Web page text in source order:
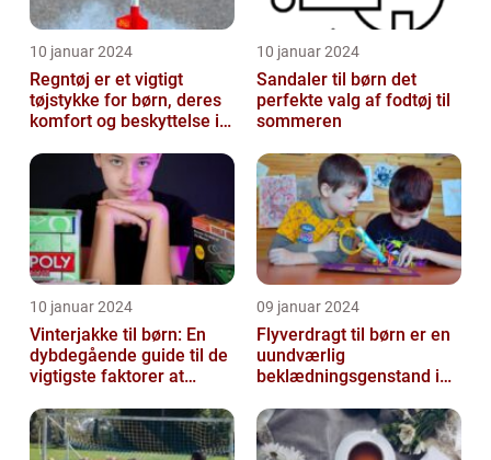
10 januar 2024
Regntøj er et vigtigt
tøjstykke for børn, deres
komfort og beskyttelse i
10 januar 2024
Sandaler til børn det
perfekte valg af fodtøj til
sommeren
10 januar 2024
Vinterjakke til børn: En
dybdegående guide til de
vigtigste faktorer at
09 januar 2024
Flyverdragt til børn er en
uundværlig
beklædningsgenstand i